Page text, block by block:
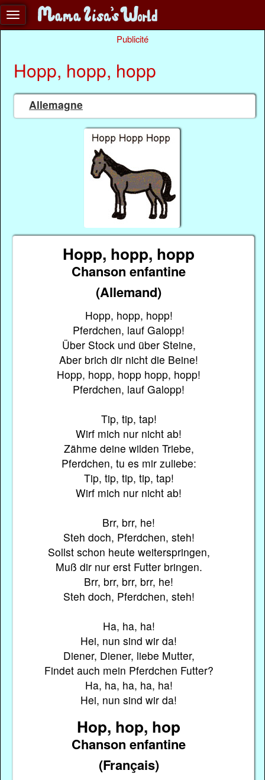
Publicité
Hopp, hopp, hopp
Allemagne
Hopp, hopp, hopp
Chanson enfantine
(Allemand)
Hopp, hopp, hopp!
Pferdchen, lauf Galopp!
Über Stock und über Steine,
Aber brich dir nicht die Beine!
Hopp, hopp, hopp hopp, hopp!
Pferdchen, lauf Galopp!
Tip, tip, tap!
Wirf mich nur nicht ab!
Zähme deine wilden Triebe,
Pferdchen, tu es mir zuliebe:
Tip, tip, tip, tip, tap!
Wirf mich nur nicht ab!
Brr, brr, he!
Steh doch, Pferdchen, steh!
Sollst schon heute weiterspringen,
Muß dir nur erst Futter bringen.
Brr, brr, brr, brr, he!
Steh doch, Pferdchen, steh!
Ha, ha, ha!
Hei, nun sind wir da!
Diener, Diener, liebe Mutter,
Findet auch mein Pferdchen Futter?
Ha, ha, ha, ha, ha!
Hei, nun sind wir da!
Hop, hop, hop
Chanson enfantine
(Français)